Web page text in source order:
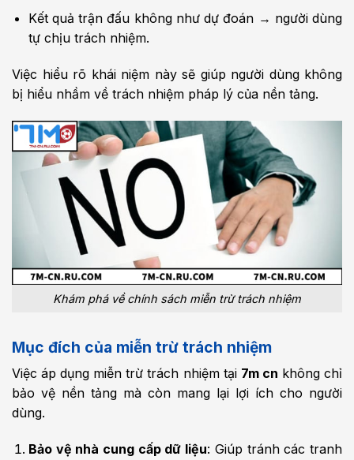
Kết quả trận đấu không như dự đoán → người dùng
tự chịu trách nhiệm.
Việc hiểu rõ khái niệm này sẽ giúp người dùng không
bị hiểu nhầm về trách nhiệm pháp lý của nền tảng.
Khám phá về chính sách miễn trừ trách nhiệm
Mục đích của miễn trừ trách nhiệm
Việc áp dụng miễn trừ trách nhiệm tại 7m cn không chỉ
bảo vệ nền tảng mà còn mang lại lợi ích cho người
dùng.
Bảo vệ nhà cung cấp dữ liệu: Giúp tránh các tranh